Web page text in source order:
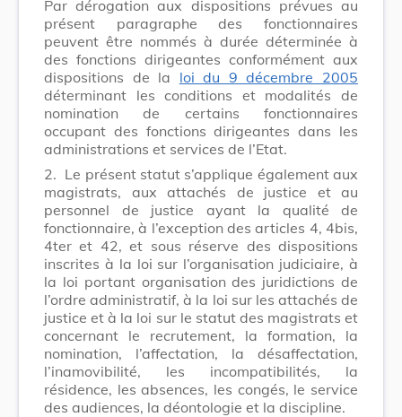
Par dérogation aux dispositions prévues au
présent paragraphe des fonctionnaires
peuvent être nommés à durée déterminée à
des fonctions dirigeantes conformément aux
dispositions de la loi du 9 décembre 2005
déterminant les conditions et modalités de
nomination de certains fonctionnaires
occupant des fonctions dirigeantes dans les
administrations et services de l’Etat.
2. Le présent statut s’applique également aux
magistrats, aux attachés de justice et au
personnel de justice ayant la qualité de
fonctionnaire, à l’exception des articles 4, 4bis,
4ter et 42, et sous réserve des dispositions
inscrites à la loi sur l’organisation judiciaire, à
la loi portant organisation des juridictions de
l’ordre administratif, à la loi sur les attachés de
justice et à la loi sur le statut des magistrats et
concernant le recrutement, la formation, la
nomination, l’affectation, la désaffectation,
l’inamovibilité, les incompatibilités, la
résidence, les absences, les congés, le service
des audiences, la déontologie et la discipline.